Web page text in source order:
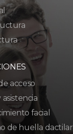
acceso
asistencia
facial
de huella dactilar